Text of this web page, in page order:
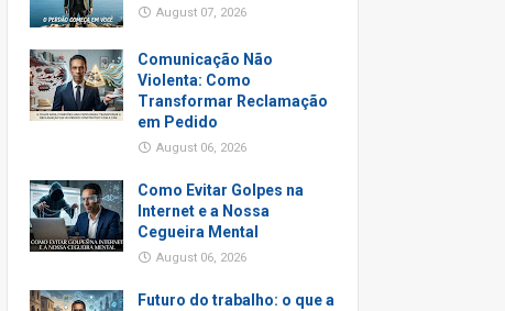
August 07, 2026
Comunicação Não
Violenta: Como
Transformar Reclamação
em Pedido
August 06, 2026
Como Evitar Golpes na
Internet e a Nossa
Cegueira Mental
August 06, 2026
Futuro do trabalho: o que a